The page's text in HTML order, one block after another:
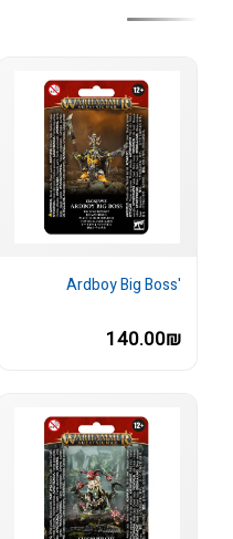
'Ardboy Big Boss
140.00₪